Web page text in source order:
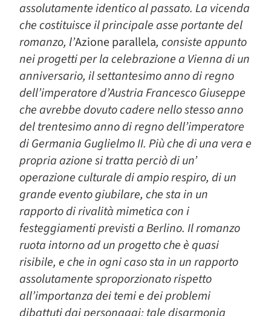
assolutamente identico al passato. La vicenda
che costituisce il principale asse portante del
romanzo, l’Azione parallela, consiste appunto
nei progetti per la celebrazione a Vienna di un
anniversario, il settantesimo anno di regno
dell’imperatore d’Austria Francesco Giuseppe
che avrebbe dovuto cadere nello stesso anno
del trentesimo anno di regno dell’imperatore
di Germania Guglielmo II. Più che di una vera e
propria azione si tratta perciò di un’
operazione culturale di ampio respiro, di un
grande evento giubilare, che sta in un
rapporto di rivalità mimetica con i
festeggiamenti previsti a Berlino. Il romanzo
ruota intorno ad un progetto che è quasi
risibile, e che in ogni caso sta in un rapporto
assolutamente sproporzionato rispetto
all’importanza dei temi e dei problemi